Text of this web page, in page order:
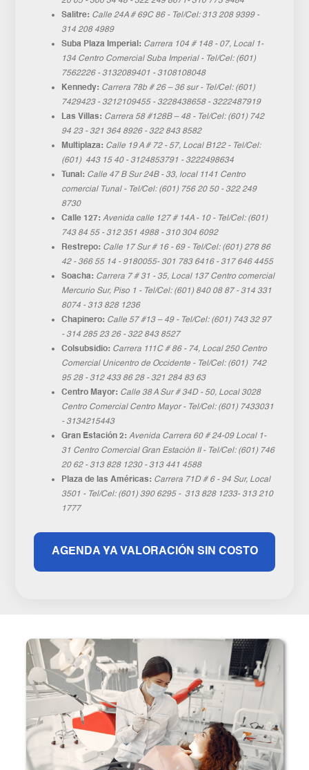
Salitre: Calle 24A # 69C 86 - Tel/Cel: 313 208 9399 -
314 208 4989
Suba Plaza Imperial: Carrera 104 # 148 - 07, Local 1-
134 Centro Comercial Suba Imperial - Tel/Cel: (601)
7562226 - 3132089401 - 3108108048
Kennedy: Carrera 78b # 26 – 36 sur - Tel/Cel: (601)
7429423 - 3212109455 - 3228438658 - 3222487919
Las Villas: Carrera 58 #128B – 48 - Tel/Cel: (601) 742
94 23 - 321 364 8926 - 322 843 8582
Multiplaza: Calle 19 A # 72 - 57, Local B122 - Tel/Cel:
(601) 443 15 40 - 3124853791 - 3222498634
Tunal: Calle 47 B Sur 24B - 33, local 1141 Centro
comercial Tunal - Tel/Cel: (601) 756 20 50 - 322 249
8730
Calle 127: Avenida calle 127 # 14A - 10 - Tel/Cel: (601)
743 84 55 - 312 351 4988 - 310 304 6092
Restrepo: Calle 17 Sur # 16 - 69 - Tel/Cel: (601) 278 86
42 - 366 55 14 - 9180055- 301 783 6416 - 317 646 4455
Soacha: Carrera 7 # 31 - 35, Local 137 Centro comercial
Mercurio Sur, Piso 1 - Tel/Cel: (601) 840 08 87 - 314 331
8074 - 313 828 1236
Chapinero: Calle 57 #13 – 49 - Tel/Cel: (601) 743 32 97
- 314 285 23 26 - 322 843 8527
Colsubsidio: Carrera 111C # 86 - 74, Local 250 Centro
Comercial Unicentro de Occidente - Tel/Cel: (601) 742
95 28 - 312 433 86 28 - 321 284 83 63
Centro Mayor: Calle 38 A Sur # 34D - 50, Local 3028
Centro Comercial Centro Mayor - Tel/Cel: (601) 7433031
- 3134215443
Gran Estación 2: Avenida Carrera 60 # 24-09 Local 1-
31 Centro Comercial Gran Estación II - Tel/Cel: (601) 746
20 62 - 313 828 1230 - 313 441 4588
Plaza de las Américas: Carrera 71D # 6 - 94 Sur, Local
3501 - Tel/Cel: (601) 390 6295 - 313 828 1233- 313 210
1777
AGENDA YA VALORACIÓN SIN COSTO